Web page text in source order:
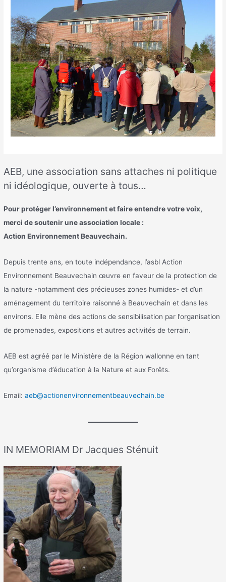
AEB, une association sans attaches ni politique
ni idéologique, ouverte à tous…
Pour protéger l’environnement et faire entendre votre voix,
merci de soutenir une association locale :
Action Environnement Beauvechain.
Depuis trente ans, en toute indépendance, l’asbl Action
Environnement Beauvechain œuvre en faveur de la protection de
la nature -notamment des précieuses zones humides- et d’un
aménagement du territoire raisonné à Beauvechain et dans les
environs. Elle mène des actions de sensibilisation par l’organisation
de promenades, expositions et autres activités de terrain.
AEB est agréé par le Ministère de la Région wallonne en tant
qu’organisme d’éducation à la Nature et aux Forêts.
Email:aeb@actionenvironnementbeauvechain.be
IN MEMORIAM Dr Jacques Sténuit